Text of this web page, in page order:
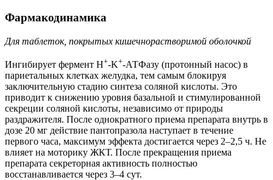
Фармакодинамика
Для таблеток, покрытых кишечнорастворимой оболочкой
Ингибирует фермент H+-K+-АТФазу (протонный насос) в
париетальных клетках желудка, тем самым блокируя
заключительную стадию синтеза соляной кислоты. Это
приводит к снижению уровня базальной и стимулированной
секреции соляной кислоты, независимо от природы
раздражителя. После однократного приема препарата внутрь в
дозе 20 мг действие пантопразола наступает в течение
первого часа, максимум эффекта достигается через 2–2,5 ч. Не
влияет на моторику ЖКТ. После прекращения приема
препарата секреторная активность полностью
восстанавливается через 3–4 сут.